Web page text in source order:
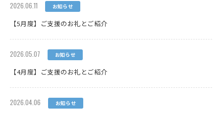
2026.06.11 お知らせ
【5月度】ご支援のお礼とご紹介
2026.05.07 お知らせ
【4月度】ご支援のお礼とご紹介
2026.04.06 お知らせ